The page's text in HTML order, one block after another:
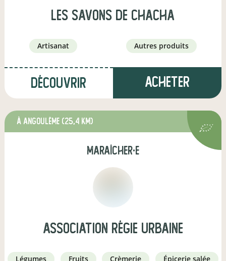
les Savons de ChaCha
artisanat autres produits
Découvrir Acheter
à Angoulême (25,4 km)
maraîcher·e
Association Régie Urbaine
légumes fruits crèmerie épicerie salée